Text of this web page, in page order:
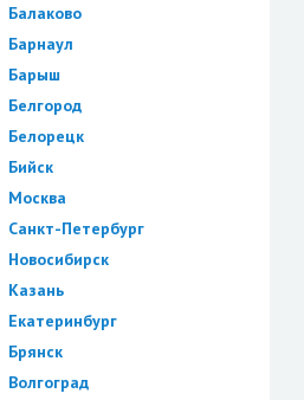
Балаково
Барнаул
Барыш
Белгород
Белорецк
Бийск
Москва
Санкт-Петербург
Новосибирск
Казань
Екатеринбург
Брянск
Волгоград